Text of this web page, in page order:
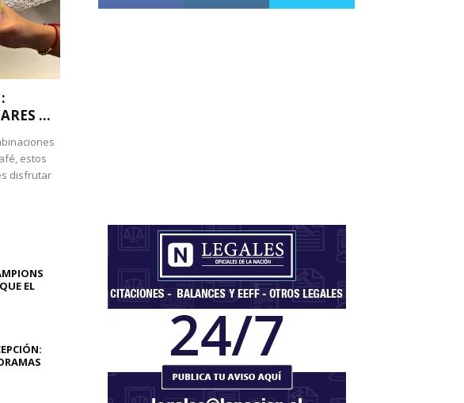
...
estos
disfrutar
EL